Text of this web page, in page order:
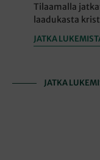
Tilaamalla
laadukasta
JATKA
JATKA